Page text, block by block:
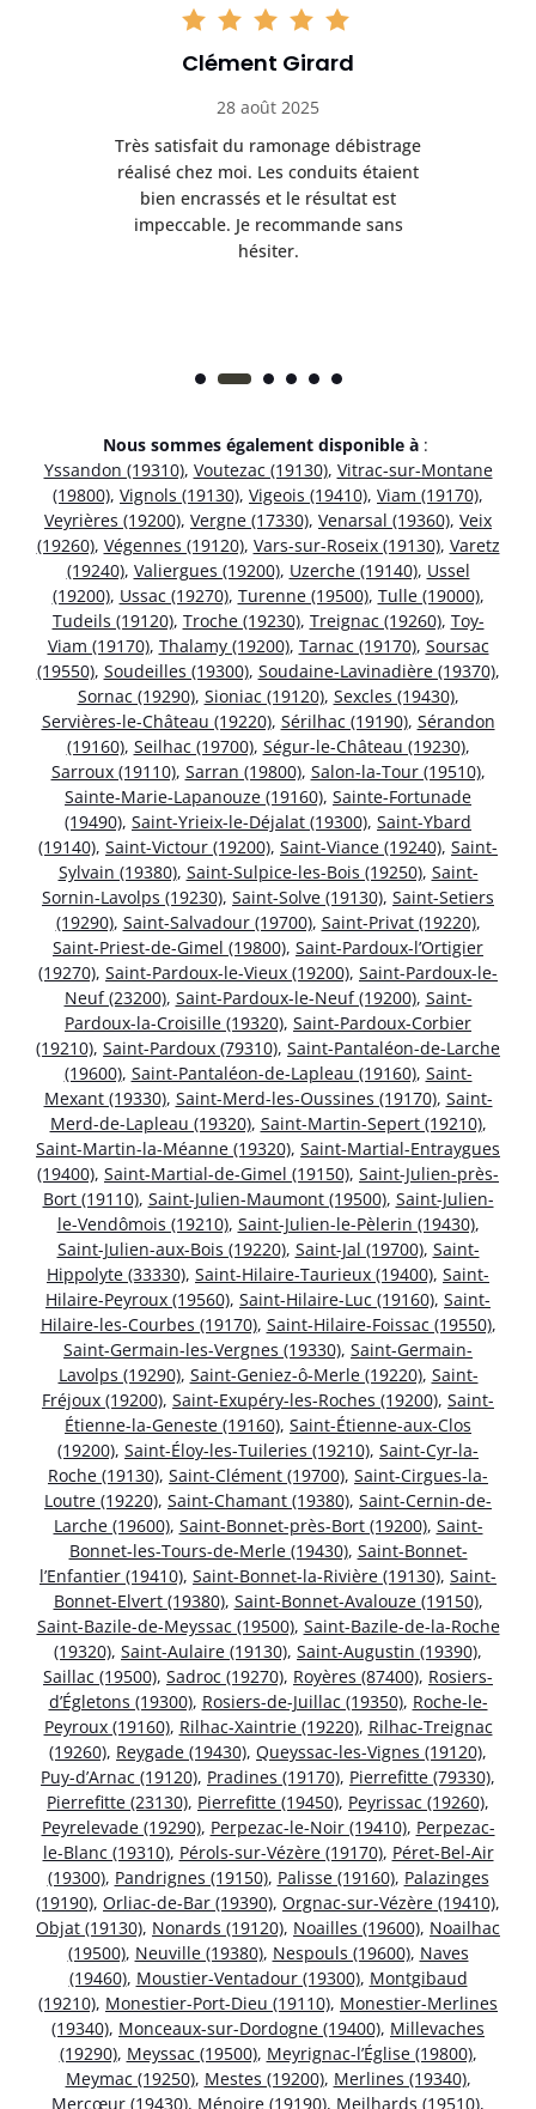
Clément Girard
28 août 2025
Très satisfait du ramonage débistrage
réalisé chez moi. Les conduits étaient
bien encrassés et le résultat est
impeccable. Je recommande sans
hésiter.
Nous sommes également disponible à :
Yssandon (19310), Voutezac (19130), Vitrac-sur-Montane
(19800), Vignols (19130), Vigeois (19410), Viam (19170),
Veyrières (19200), Vergne (17330), Venarsal (19360), Veix
(19260), Végennes (19120), Vars-sur-Roseix (19130), Varetz
(19240), Valiergues (19200), Uzerche (19140), Ussel
(19200), Ussac (19270), Turenne (19500), Tulle (19000),
Tudeils (19120), Troche (19230), Treignac (19260), Toy-
Viam (19170), Thalamy (19200), Tarnac (19170), Soursac
(19550), Soudeilles (19300), Soudaine-Lavinadière (19370),
Sornac (19290), Sioniac (19120), Sexcles (19430),
Servières-le-Château (19220), Sérilhac (19190), Sérandon
(19160), Seilhac (19700), Ségur-le-Château (19230),
Sarroux (19110), Sarran (19800), Salon-la-Tour (19510),
Sainte-Marie-Lapanouze (19160), Sainte-Fortunade
(19490), Saint-Yrieix-le-Déjalat (19300), Saint-Ybard
(19140), Saint-Victour (19200), Saint-Viance (19240), Saint-
Sylvain (19380), Saint-Sulpice-les-Bois (19250), Saint-
Sornin-Lavolps (19230), Saint-Solve (19130), Saint-Setiers
(19290), Saint-Salvadour (19700), Saint-Privat (19220),
Saint-Priest-de-Gimel (19800), Saint-Pardoux-l’Ortigier
(19270), Saint-Pardoux-le-Vieux (19200), Saint-Pardoux-le-
Neuf (23200), Saint-Pardoux-le-Neuf (19200), Saint-
Pardoux-la-Croisille (19320), Saint-Pardoux-Corbier
(19210), Saint-Pardoux (79310), Saint-Pantaléon-de-Larche
(19600), Saint-Pantaléon-de-Lapleau (19160), Saint-
Mexant (19330), Saint-Merd-les-Oussines (19170), Saint-
Merd-de-Lapleau (19320), Saint-Martin-Sepert (19210),
Saint-Martin-la-Méanne (19320), Saint-Martial-Entraygues
(19400), Saint-Martial-de-Gimel (19150), Saint-Julien-près-
Bort (19110), Saint-Julien-Maumont (19500), Saint-Julien-
le-Vendômois (19210), Saint-Julien-le-Pèlerin (19430),
Saint-Julien-aux-Bois (19220), Saint-Jal (19700), Saint-
Hippolyte (33330), Saint-Hilaire-Taurieux (19400), Saint-
Hilaire-Peyroux (19560), Saint-Hilaire-Luc (19160), Saint-
Hilaire-les-Courbes (19170), Saint-Hilaire-Foissac (19550),
Saint-Germain-les-Vergnes (19330), Saint-Germain-
Lavolps (19290), Saint-Geniez-ô-Merle (19220), Saint-
Fréjoux (19200), Saint-Exupéry-les-Roches (19200), Saint-
Étienne-la-Geneste (19160), Saint-Étienne-aux-Clos
(19200), Saint-Éloy-les-Tuileries (19210), Saint-Cyr-la-
Roche (19130), Saint-Clément (19700), Saint-Cirgues-la-
Loutre (19220), Saint-Chamant (19380), Saint-Cernin-de-
Larche (19600), Saint-Bonnet-près-Bort (19200), Saint-
Bonnet-les-Tours-de-Merle (19430), Saint-Bonnet-
l’Enfantier (19410), Saint-Bonnet-la-Rivière (19130), Saint-
Bonnet-Elvert (19380), Saint-Bonnet-Avalouze (19150),
Saint-Bazile-de-Meyssac (19500), Saint-Bazile-de-la-Roche
(19320), Saint-Aulaire (19130), Saint-Augustin (19390),
Saillac (19500), Sadroc (19270), Royères (87400), Rosiers-
d’Égletons (19300), Rosiers-de-Juillac (19350), Roche-le-
Peyroux (19160), Rilhac-Xaintrie (19220), Rilhac-Treignac
(19260), Reygade (19430), Queyssac-les-Vignes (19120),
Puy-d’Arnac (19120), Pradines (19170), Pierrefitte (79330),
Pierrefitte (23130), Pierrefitte (19450), Peyrissac (19260),
Peyrelevade (19290), Perpezac-le-Noir (19410), Perpezac-
le-Blanc (19310), Pérols-sur-Vézère (19170), Péret-Bel-Air
(19300), Pandrignes (19150), Palisse (19160), Palazinges
(19190), Orliac-de-Bar (19390), Orgnac-sur-Vézère (19410),
Objat (19130), Nonards (19120), Noailles (19600), Noailhac
(19500), Neuville (19380), Nespouls (19600), Naves
(19460), Moustier-Ventadour (19300), Montgibaud
(19210), Monestier-Port-Dieu (19110), Monestier-Merlines
(19340), Monceaux-sur-Dordogne (19400), Millevaches
(19290), Meyssac (19500), Meyrignac-l’Église (19800),
Meymac (19250), Mestes (19200), Merlines (19340),
Mercœur (19430), Ménoire (19190), Meilhards (19510),